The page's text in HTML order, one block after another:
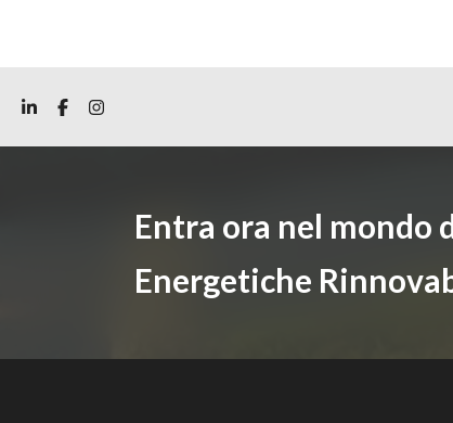
Entra ora nel mondo
Energetiche